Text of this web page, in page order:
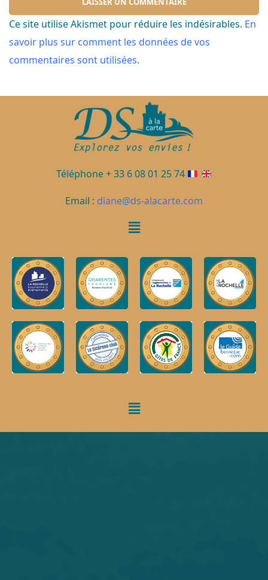
Ce site utilise Akismet pour réduire les indésirables. En
savoir plus sur comment les données de vos
commentaires sont utilisées.
Téléphone + 33 6 08 01 25 74
Email : diane@ds-alacarte.com